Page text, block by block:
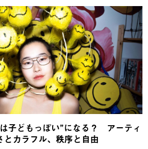
子どもっぽい”になる？ アーティ
とカラフル、秩序と自由